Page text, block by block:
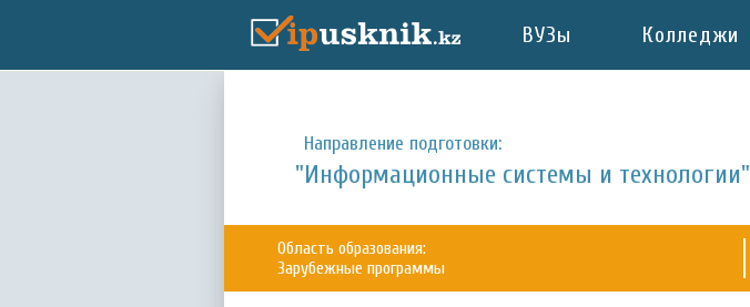
ВУЗы Колледжи
Направление подготовки:
"Информационные системы и технологии"
Область образования:
Зарубежные программы